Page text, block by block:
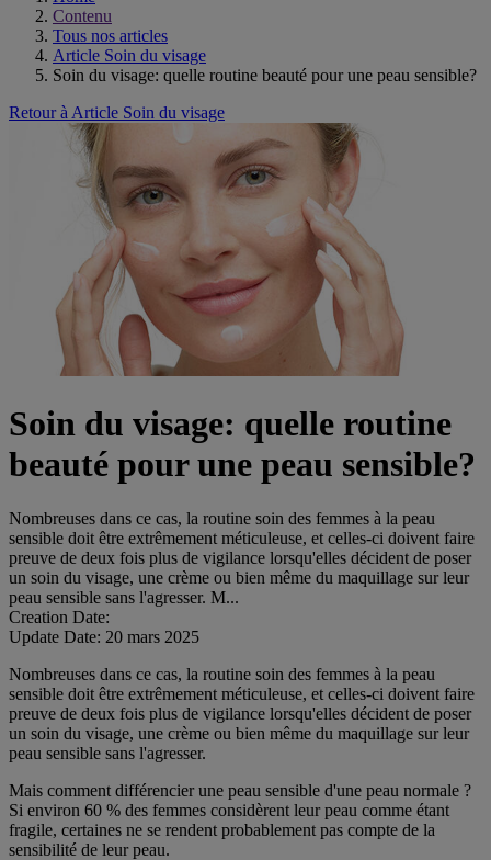
Contenu
Tous nos articles
Article Soin du visage
Soin du visage: quelle routine beauté pour une peau sensible?
Retour à Article Soin du visage
Soin du visage: quelle routine
beauté pour une peau sensible?
Nombreuses dans ce cas, la routine soin des femmes à la peau
sensible doit être extrêmement méticuleuse, et celles-ci doivent faire
preuve de deux fois plus de vigilance lorsqu'elles décident de poser
un soin du visage, une crème ou bien même du maquillage sur leur
peau sensible sans l'agresser. M...
Creation Date:
Update Date: 20 mars 2025
Nombreuses dans ce cas, la routine soin des femmes à la peau
sensible doit être extrêmement méticuleuse, et celles-ci doivent faire
preuve de deux fois plus de vigilance lorsqu'elles décident de poser
un soin du visage, une crème ou bien même du maquillage sur leur
peau sensible sans l'agresser.
Mais comment différencier une peau sensible d'une peau normale ?
Si environ 60 % des femmes considèrent leur peau comme étant
fragile, certaines ne se rendent probablement pas compte de la
sensibilité de leur peau.